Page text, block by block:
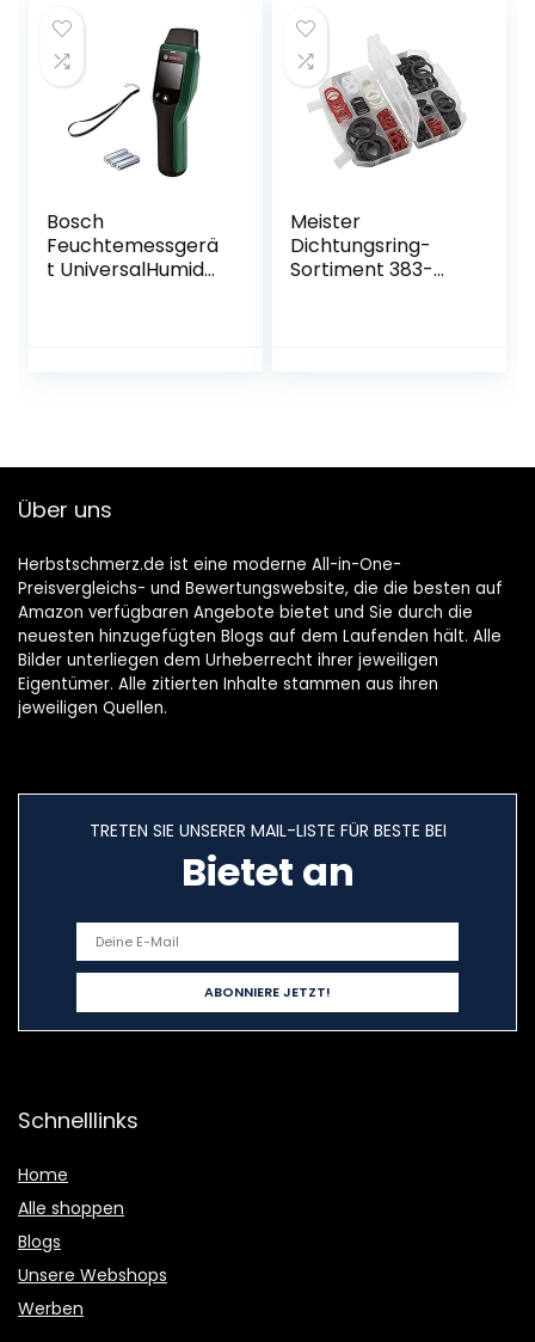
Bosch
Feuchtemessgerä
t UniversalHumid
Meister
Dichtungsring-
Sortiment 383-
ungeeignet /
Über uns
Herbstschmerz.de ist eine moderne All-in-One-
Preisvergleichs- und Bewertungswebsite, die die besten auf
Amazon verfügbaren Angebote bietet und Sie durch die
neuesten hinzugefügten Blogs auf dem Laufenden hält. Alle
Bilder unterliegen dem Urheberrecht ihrer jeweiligen
Eigentümer. Alle zitierten Inhalte stammen aus ihren
jeweiligen Quellen.
TRETEN SIE UNSERER MAIL-LISTE FÜR BESTE BEI
Bietet an
Schnelllinks
Home
Alle shoppen
Blogs
Unsere Webshops
Werben